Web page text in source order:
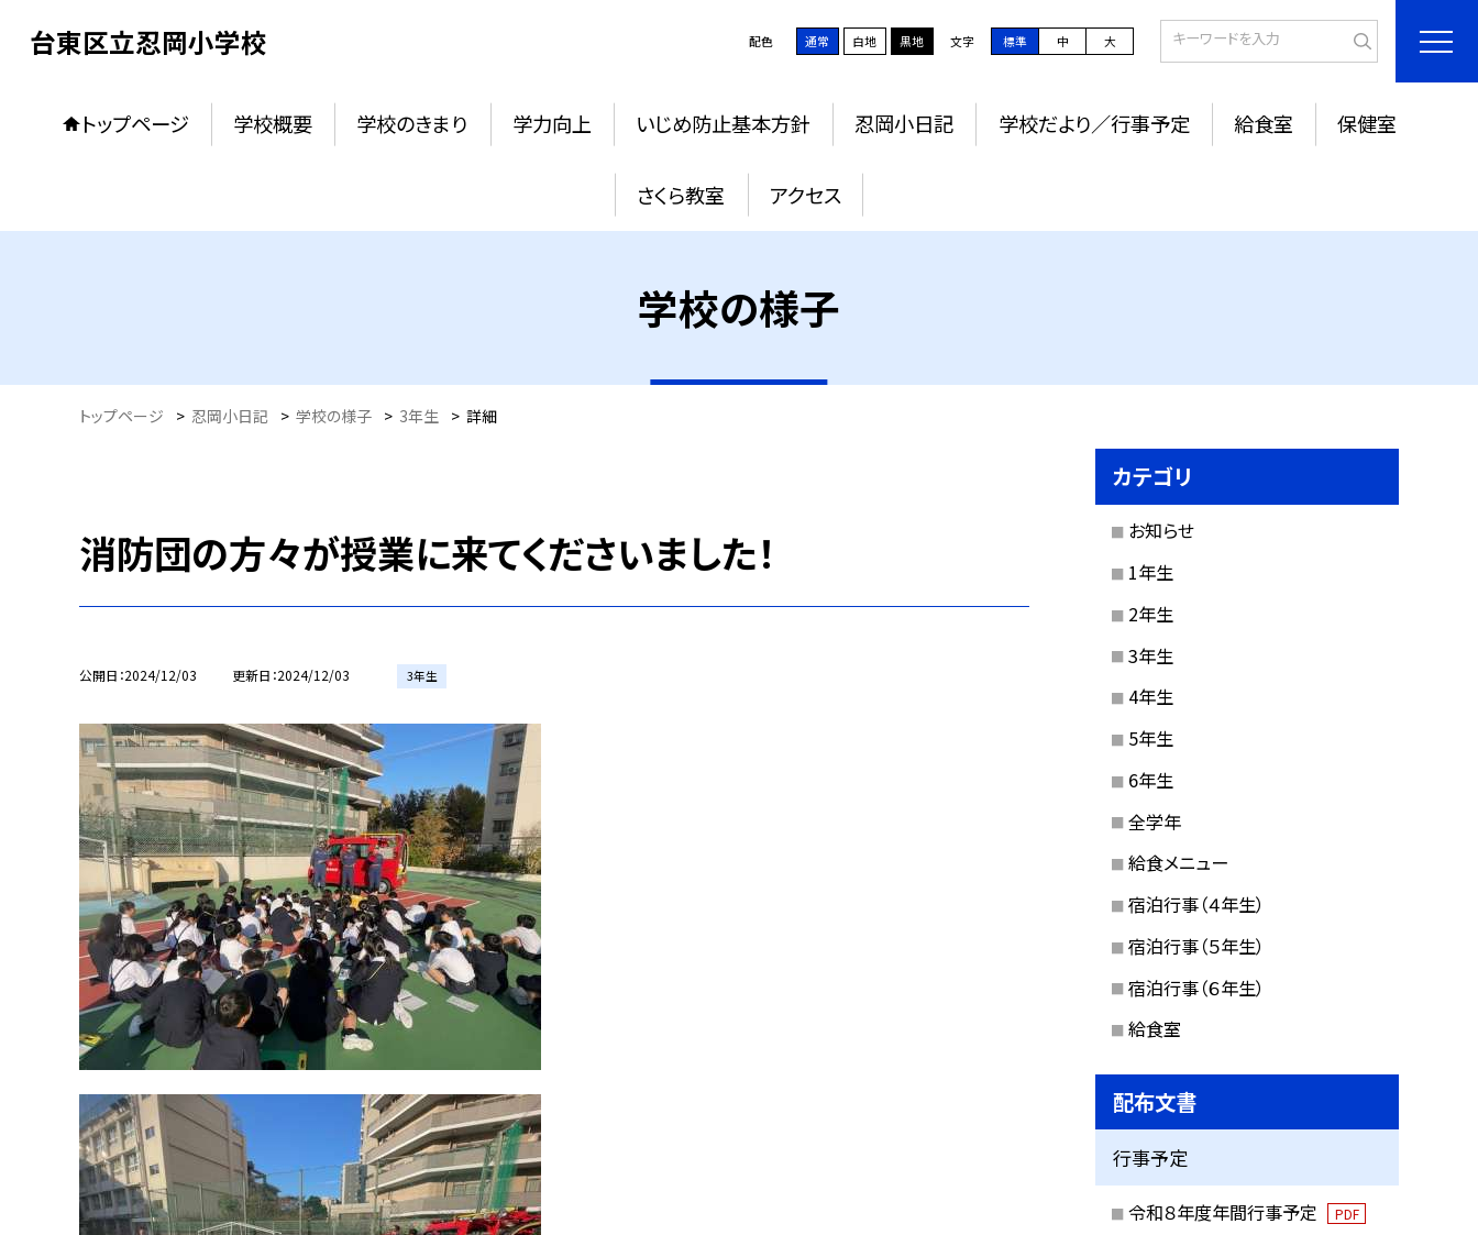
台東区立忍岡小学校 配色 通常 白地 黒地 文字 標準 中 大
トップページ 学校概要 学校のきまり 学力向上 いじめ防止基本方針 忍岡小日記 学校だより／行事予定 給食室 保健室
さくら教室 アクセス
学校の様子
トップページ > 忍岡小日記 > 学校の様子 > 3年生 > 詳細
消防団の方々が授業に来てくださいました！
公開日 2024/12/03 更新日 2024/12/03 3年生
カテゴリ
お知らせ
1年生
2年生
3年生
4年生
5年生
6年生
全学年
給食メニュー
宿泊行事（４年生）
宿泊行事（５年生）
宿泊行事（６年生）
給食室
配布文書
行事予定
令和８年度年間行事予定 PDF